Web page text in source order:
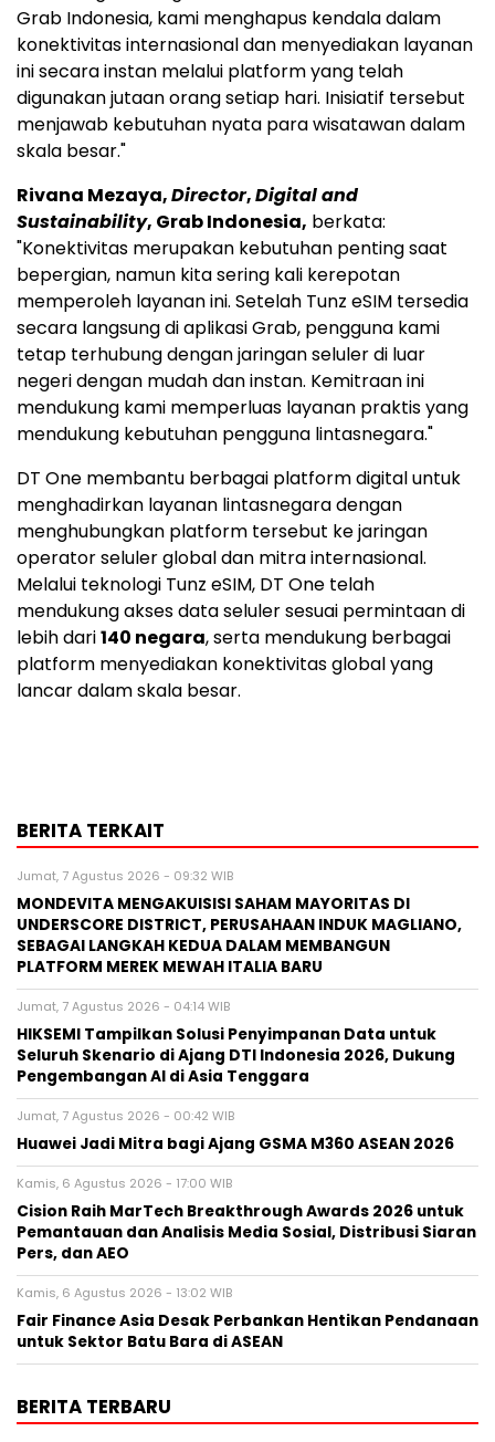
Grab Indonesia, kami menghapus kendala dalam
konektivitas internasional dan menyediakan layanan
ini secara instan melalui platform yang telah
digunakan jutaan orang setiap hari. Inisiatif tersebut
menjawab kebutuhan nyata para wisatawan dalam
skala besar."
Rivana Mezaya,Director,Digital and
Sustainability, Grab Indonesia, berkata:
"Konektivitas merupakan kebutuhan penting saat
bepergian, namun kita sering kali kerepotan
memperoleh layanan ini. Setelah Tunz eSIM tersedia
secara langsung di aplikasi Grab, pengguna kami
tetap terhubung dengan jaringan seluler di luar
negeri dengan mudah dan instan. Kemitraan ini
mendukung kami memperluas layanan praktis yang
mendukung kebutuhan pengguna lintasnegara."
DT One membantu berbagai platform digital untuk
menghadirkan layanan lintasnegara dengan
menghubungkan platform tersebut ke jaringan
operator seluler global dan mitra internasional.
Melalui teknologi Tunz eSIM, DT One telah
mendukung akses data seluler sesuai permintaan di
lebih dari140 negara, serta mendukung berbagai
platform menyediakan konektivitas global yang
lancar dalam skala besar.
BERITA TERKAIT
Jumat, 7 Agustus 2026 - 09:32 WIB
MONDEVITA MENGAKUISISI SAHAM MAYORITAS DI
UNDERSCORE DISTRICT, PERUSAHAAN INDUK MAGLIANO,
SEBAGAI LANGKAH KEDUA DALAM MEMBANGUN
PLATFORM MEREK MEWAH ITALIA BARU
Jumat, 7 Agustus 2026 - 04:14 WIB
HIKSEMI Tampilkan Solusi Penyimpanan Data untuk
Seluruh Skenario di Ajang DTI Indonesia 2026, Dukung
Pengembangan AI di Asia Tenggara
Jumat, 7 Agustus 2026 - 00:42 WIB
Huawei Jadi Mitra bagi Ajang GSMA M360 ASEAN 2026
Kamis, 6 Agustus 2026 - 17:00 WIB
Cision Raih MarTech Breakthrough Awards 2026 untuk
Pemantauan dan Analisis Media Sosial, Distribusi Siaran
Pers, dan AEO
Kamis, 6 Agustus 2026 - 13:02 WIB
Fair Finance Asia Desak Perbankan Hentikan Pendanaan
untuk Sektor Batu Bara di ASEAN
BERITA TERBARU